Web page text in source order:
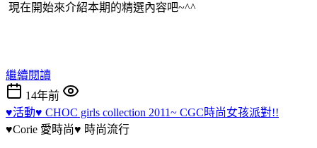
現在開始來介紹本期的精選內容吧~^^
繼續閱讀
14年前
♥活動♥ CHOC girls collection 2011~ CGC時尚女孩派對!!
♥Corie 愛時尚♥ 時尚流行